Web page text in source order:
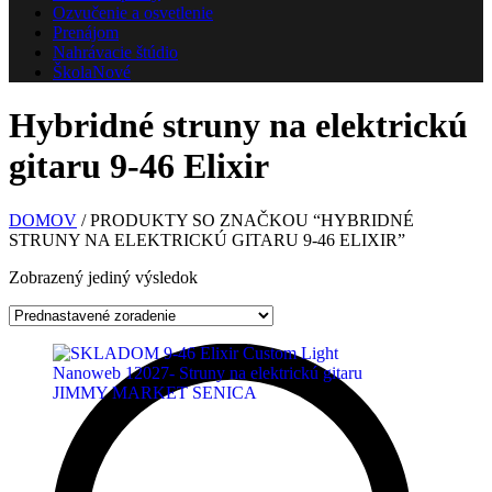
Ozvučenie a osvetlenie
Prenájom
Nahrávacie štúdio
ŠkolaNové
Hybridné struny na elektrickú
gitaru 9-46 Elixir
DOMOV / PRODUKTY SO ZNAČKOU “HYBRIDNÉ
STRUNY NA ELEKTRICKÚ GITARU 9-46 ELIXIR”
Zobrazený jediný výsledok